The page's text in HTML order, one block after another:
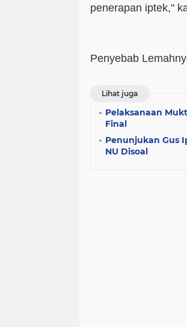
penerapan iptek,"
Penyebab
Lihat juga
Pelaksanaan
Final
Penunjukan Gus
NU Disoal